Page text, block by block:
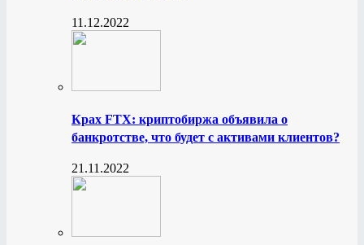
11.12.2022
Крах FTX: криптобиржа объявила о
банкротстве, что будет с активами клиентов?
21.11.2022